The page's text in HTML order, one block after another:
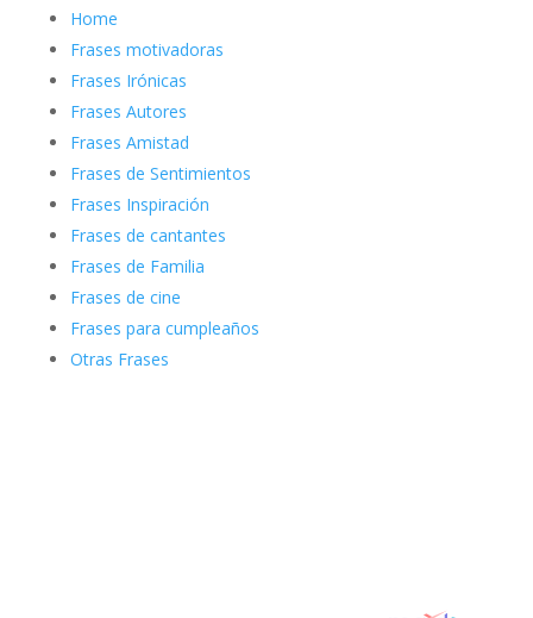
Home
Frases motivadoras
Frases Irónicas
Frases Autores
Frases Amistad
Frases de Sentimientos
Frases Inspiración
Frases de cantantes
Frases de Familia
Frases de cine
Frases para cumpleaños
Otras Frases